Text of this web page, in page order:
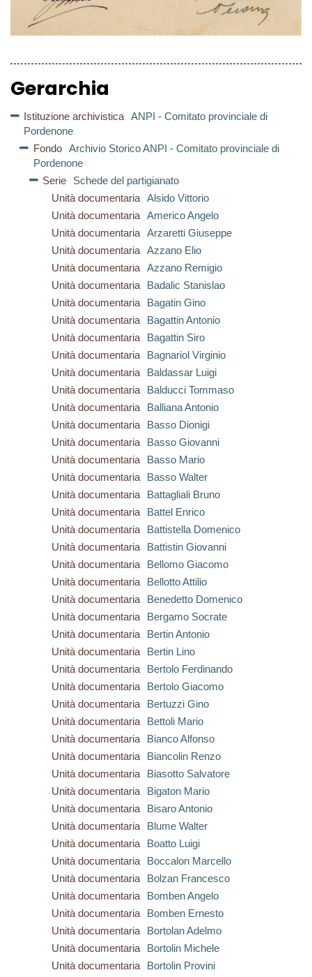
Gerarchia
Istituzione archivistica
ANPI - Comitato provinciale di
Pordenone
Fondo
Archivio Storico ANPI - Comitato provinciale di
Pordenone
Serie
Schede del partigianato
Unità documentaria
Alsido Vittorio
Unità documentaria
Americo Angelo
Unità documentaria
Arzaretti Giuseppe
Unità documentaria
Azzano Elio
Unità documentaria
Azzano Remigio
Unità documentaria
Badalic Stanislao
Unità documentaria
Bagatin Gino
Unità documentaria
Bagattin Antonio
Unità documentaria
Bagattin Siro
Unità documentaria
Bagnariol Virginio
Unità documentaria
Baldassar Luigi
Unità documentaria
Balducci Tommaso
Unità documentaria
Balliana Antonio
Unità documentaria
Basso Dionigi
Unità documentaria
Basso Giovanni
Unità documentaria
Basso Mario
Unità documentaria
Basso Walter
Unità documentaria
Battagliali Bruno
Unità documentaria
Battel Enrico
Unità documentaria
Battistella Domenico
Unità documentaria
Battistin Giovanni
Unità documentaria
Bellomo Giacomo
Unità documentaria
Bellotto Attilio
Unità documentaria
Benedetto Domenico
Unità documentaria
Bergamo Socrate
Unità documentaria
Bertin Antonio
Unità documentaria
Bertin Lino
Unità documentaria
Bertolo Ferdinando
Unità documentaria
Bertolo Giacomo
Unità documentaria
Bertuzzi Gino
Unità documentaria
Bettoli Mario
Unità documentaria
Bianco Alfonso
Unità documentaria
Biancolin Renzo
Unità documentaria
Biasotto Salvatore
Unità documentaria
Bigaton Mario
Unità documentaria
Bisaro Antonio
Unità documentaria
Blume Walter
Unità documentaria
Boatto Luigi
Unità documentaria
Boccalon Marcello
Unità documentaria
Bolzan Francesco
Unità documentaria
Bomben Angelo
Unità documentaria
Bomben Ernesto
Unità documentaria
Bortolan Adelmo
Unità documentaria
Bortolin Michele
Unità documentaria
Bortolin Provini